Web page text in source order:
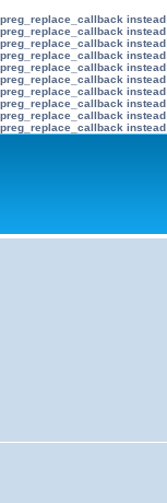
instead
instead
instead
instead
instead
instead
instead
instead
instead
instead